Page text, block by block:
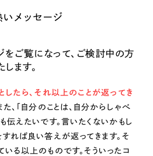
メッセージ
をご覧になって、ご検討中の方
ます。
したら、それ以上のことが返ってき
た、「自分のことは、自分からしゃべ
も伝えたいです。言いたくないかもし
すれば良い答えが返ってきます。そ
いる以上のものです。そういったコ